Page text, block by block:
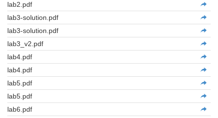
lab2.pdf
lab3-solution.pdf
lab3-solution.pdf
lab3_v2.pdf
lab4.pdf
lab4.pdf
lab5.pdf
lab5.pdf
lab6.pdf